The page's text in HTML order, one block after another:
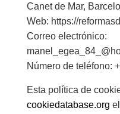
Canet de Mar,
Web: https://
Correo electrónico:
Número de teléfono:
Esta política de
cookiedatabase.org